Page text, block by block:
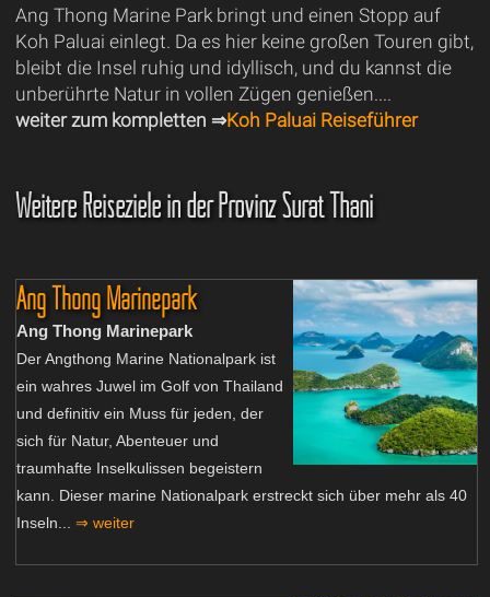
Ang Thong Marine Park bringt und einen Stopp auf
Koh Paluai einlegt. Da es hier keine großen Touren gibt,
bleibt die Insel ruhig und idyllisch, und du kannst die
unberührte Natur in vollen Zügen genießen....
weiter zum kompletten ⇒Koh Paluai Reiseführer
Weitere Reiseziele in der Provinz Surat Thani
Ang Thong Marinepark
Ang Thong Marinepark
Der Angthong Marine Nationalpark ist
ein wahres Juwel im Golf von Thailand
und definitiv ein Muss für jeden, der
sich für Natur, Abenteuer und
traumhafte Inselkulissen begeistern
kann. Dieser marine Nationalpark erstreckt sich über mehr als 40
Inseln... ⇒ weiter